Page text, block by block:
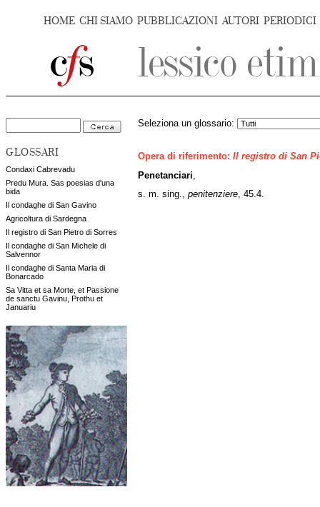
HOME CHI SIAMO PUBBLICAZIONI AUTORI PERIODICI
GLOSSARI
Condaxi Cabrevadu
Predu Mura. Sas poesias d'una
bida
Il condaghe di San Gavino
Agricoltura di Sardegna
Il registro di San Pietro di Sorres
Il condaghe di San Michele di
Salvennor
Il condaghe di Santa Maria di
Bonarcado
Sa Vitta et sa Morte, et Passione
de sanctu Gavinu, Prothu et
Januariu
Seleziona un glossario:
Opera di riferimento: Il registro di San
Penetanciari
s. m. sing., penitenziere, 45.4.